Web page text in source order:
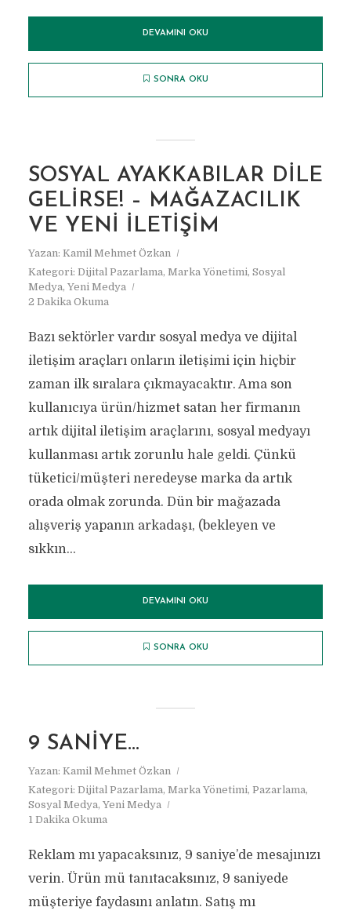
DEVAMINI OKU
SONRA OKU
SOSYAL AYAKKABILAR DILE
GELIRSE! – MAĞAZACILIK
VE YENI İLETIŞIM
Yazan: Kamil Mehmet Özkan
Kategori: Dijital Pazarlama, Marka Yönetimi, Sosyal
Medya, Yeni Medya
2 Dakika Okuma
Bazı sektörler vardır sosyal medya ve dijital
iletişim araçları onların iletişimi için hiçbir
zaman ilk sıralara çıkmayacaktır. Ama son
kullanıcıya ürün/hizmet satan her firmanın
artık dijital iletişim araçlarını, sosyal medyayı
kullanması artık zorunlu hale geldi. Çünkü
tüketici/müşteri neredeyse marka da artık
orada olmak zorunda. Dün bir mağazada
alışveriş yapanın arkadaşı, (bekleyen ve
sıkkın...
DEVAMINI OKU
SONRA OKU
9 SANIYE…
Yazan: Kamil Mehmet Özkan
Kategori: Dijital Pazarlama, Marka Yönetimi, Pazarlama,
Sosyal Medya, Yeni Medya
1 Dakika Okuma
Reklam mı yapacaksınız, 9 saniye’de mesajınızı
verin. Ürün mü tanıtacaksınız, 9 saniyede
müşteriye faydasını anlatın. Satış mı